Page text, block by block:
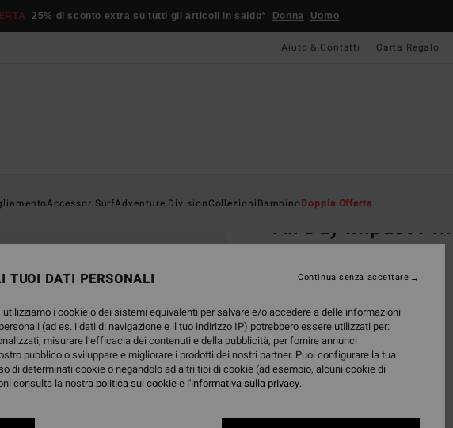
25% di sconto extra su tutti gli articoli in saldo* Donna Uomo
Aiuto & Contatti Carta Regalo
AccessoriSurfAdventure DivisionCollezioniBambinoDoppia Offerta
All Day Impact
39,95 €
DOPPIA OFFERTA 25%
ColoriSurplus
TUOI DATI PERSONALI
i cookie o dei sistemi equivalenti per salvare e/o accedere a delle informazioni
(ad es. i dati di navigazione e il tuo indirizzo IP) potrebbero essere utilizzati per:
misurare l’efficacia dei contenuti e della pubblicità, per fornire annunci
pubblico o sviluppare e migliorare i prodotti dei nostri partner. Puoi configurare la tua
di determinati cookie o negandolo ad altri tipi di cookie (ad esempio, alcuni cookie di
consulta la nostra politica sui cookiee l'informativa sulla privacy.
Continua senza accettare